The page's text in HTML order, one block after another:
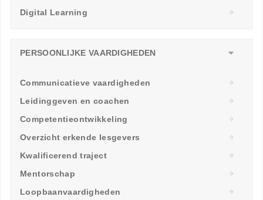
Digital Learning
PERSOONLIJKE VAARDIGHEDEN
Communicatieve vaardigheden
Leidinggeven en coachen
Competentieontwikkeling
Overzicht erkende lesgevers
Kwalificerend traject
Mentorschap
Loopbaanvaardigheden